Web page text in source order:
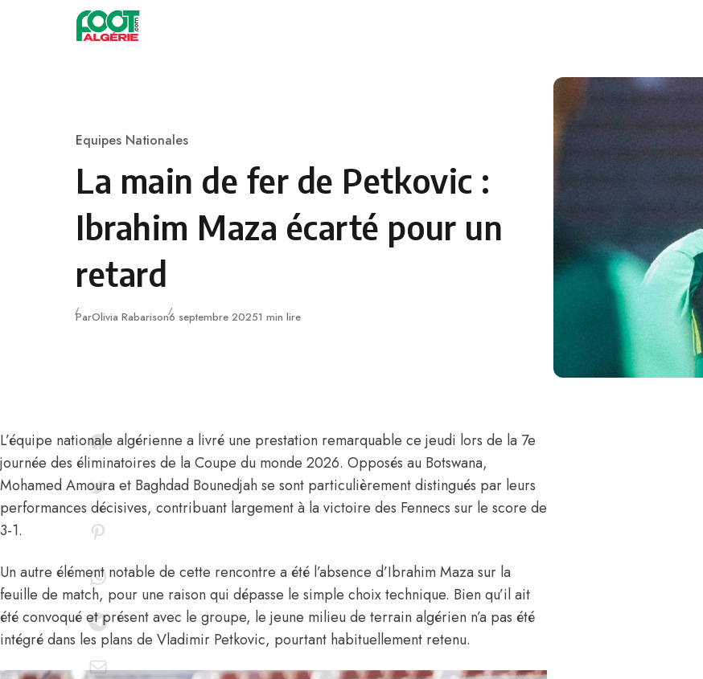
Skip to content
Category
Equipes Nationales
La main de fer de Petkovic :
Ibrahim Maza écarté pour un
retard
ParOlivia RabarisonPublié
6 septembre 20251 min lire
L’équipe nationale algérienne a livré une prestation remarquable ce jeudi lors de la 7e
journée des éliminatoires de la Coupe du monde 2026. Opposés au Botswana,
Mohamed Amoura et Baghdad Bounedjah se sont particulièrement distingués par leurs
performances décisives, contribuant largement à la victoire des Fennecs sur le score de
3-1.
Un autre élément notable de cette rencontre a été l’absence d’Ibrahim Maza sur la
feuille de match, pour une raison qui dépasse le simple choix technique. Bien qu’il ait
été convoqué et présent avec le groupe, le jeune milieu de terrain algérien n’a pas été
intégré dans les plans de Vladimir Petkovic, pourtant habituellement retenu.